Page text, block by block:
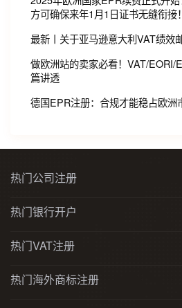
方可确保来年1月1日证书无缝衔接！
最新丨关于亚马逊意大利VAT绩效
做欧洲站的卖家必看！VAT/EORI/
篇讲透
德国EPR注册：合规才能稳占欧洲
热门公司注册
热门银行开户
热门VAT注册
热门海外商标注册